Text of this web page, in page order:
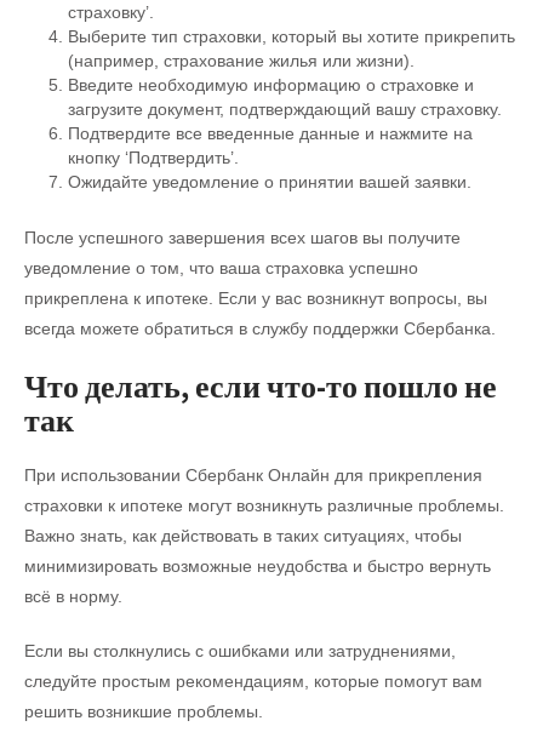
страховку’.
Выберите тип страховки, который вы хотите прикрепить
(например, страхование жилья или жизни).
Введите необходимую информацию о страховке и
загрузите документ, подтверждающий вашу страховку.
Подтвердите все введенные данные и нажмите на
кнопку ‘Подтвердить’.
Ожидайте уведомление о принятии вашей заявки.
После успешного завершения всех шагов вы получите
уведомление о том, что ваша страховка успешно
прикреплена к ипотеке. Если у вас возникнут вопросы, вы
всегда можете обратиться в службу поддержки Сбербанка.
Что делать, если что-то пошло не
так
При использовании Сбербанк Онлайн для прикрепления
страховки к ипотеке могут возникнуть различные проблемы.
Важно знать, как действовать в таких ситуациях, чтобы
минимизировать возможные неудобства и быстро вернуть
всё в норму.
Если вы столкнулись с ошибками или затруднениями,
следуйте простым рекомендациям, которые помогут вам
решить возникшие проблемы.